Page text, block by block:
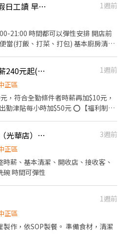
2. 支援門市營運（ 內外場基本作業 ）
未來訓練種子人員。 4. 其他主管交
券 ▪員工用餐優惠 ▪年度健檢及津
▪加班費按每分鐘計算 ▪不定期活動
，期滿可獲得3,000~10,000元獎金
升遷調薪快速，適合具有企圖心的
餐飲相關專業技能，並能接觸店舖
造「以人為本」的舒適工作環境。
武吉蛋包飯-公館店 平日假日工讀 早班/晚班兼職 時薪200起
1週前
【すき家 SUKIYA】★時薪240元起(含全勤)★台北站前店
1週前
正區
，符合全勤條件者時薪再加$10元，
每小時加$50元 ⭕【福利制
》:餐點製
》:接待服務顧客、收銀結帳、環境
美食-牛丼/咖哩，並以舒適衛生的用
平實親民的誠懇價格，強調食品安
時薪210-240「丸舢拉麵（光華店）」工讀
3週前
正區
薪、基本清潔、開收店、接收客、
碗 時間可彈性
1週前
正區
作，依SOP製餐。 準備食材，清潔